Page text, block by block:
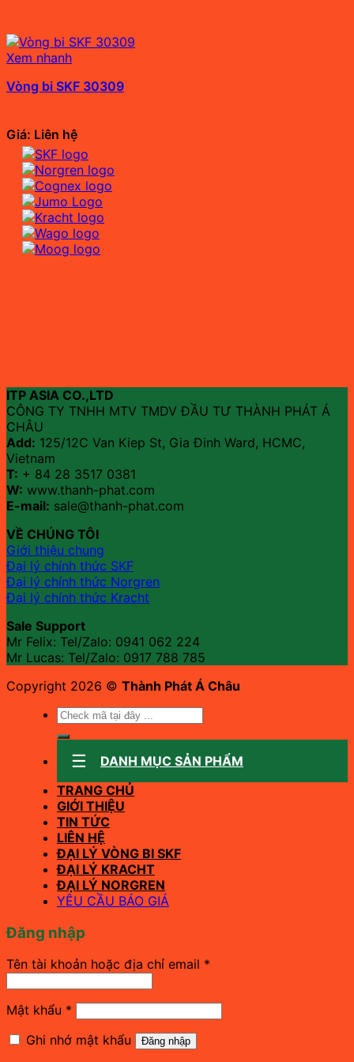
Xem nhanh
Vòng bi SKF 30309
Giá: Liên hệ
ITP ASIA CO.,LTD
CÔNG TY TNHH MTV TMDV ĐẦU TƯ THÀNH PHÁT Á
CHÂU
Add: 125/12C Van Kiep St, Gia Đinh Ward, HCMC,
Vietnam
T: + 84 28 3517 0381
W: www.thanh-phat.com
E-mail: sale@thanh-phat.com
VỀ CHÚNG TÔI
Giới thiệu chung
Đại lý chính thức SKF
Đại lý chính thức Norgren
Đại lý chính thức Kracht
Sale Support
Mr Felix: Tel/Zalo: 0941 062 224
Mr Lucas: Tel/Zalo: 0917 788 785
Copyright 2026 © Thành Phát Á Châu
Tìm
kiếm:
DANH MỤC SẢN PHẨM
TRANG CHỦ
GIỚI THIỆU
TIN TỨC
LIÊN HỆ
ĐẠI LÝ VÒNG BI SKF
ĐẠI LÝ KRACHT
ĐẠI LÝ NORGREN
YÊU CẦU BÁO GIÁ
Đăng nhập
Tên tài khoản hoặc địa chỉ email *
Mật khẩu *
Ghi nhớ mật khẩu
Đăng nhập